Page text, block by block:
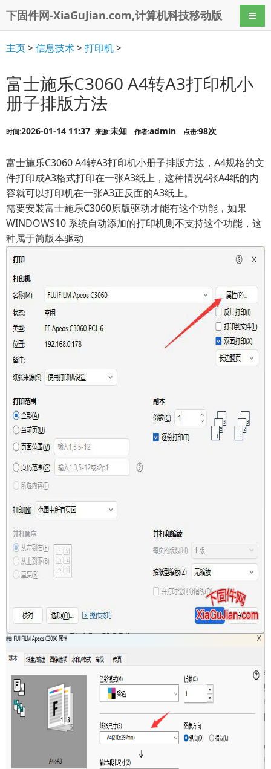
下固件网-XiaGuJian.com,计算机科技移动版 导航
主页>信息技术>打印机>
富士施乐C3060 A4转A3打印机小
册子排版方法
时间:2026-01-14 11:37 来源:未知 作者:admin 点击:98次
富士施乐C3060 A4转A3打印机小册子排版方法，A4规格的文
件打印成A3格式打印在一张A3纸上，这种情况4张A4纸的内
容就可以打印机在一张A3正反面的A3纸上。
需要安装富士施乐C3060原版驱动才能有这个功能，如果
WINDOWS10 系统自动添加的打印机则不支持这个功能，这
种属于简版本驱动